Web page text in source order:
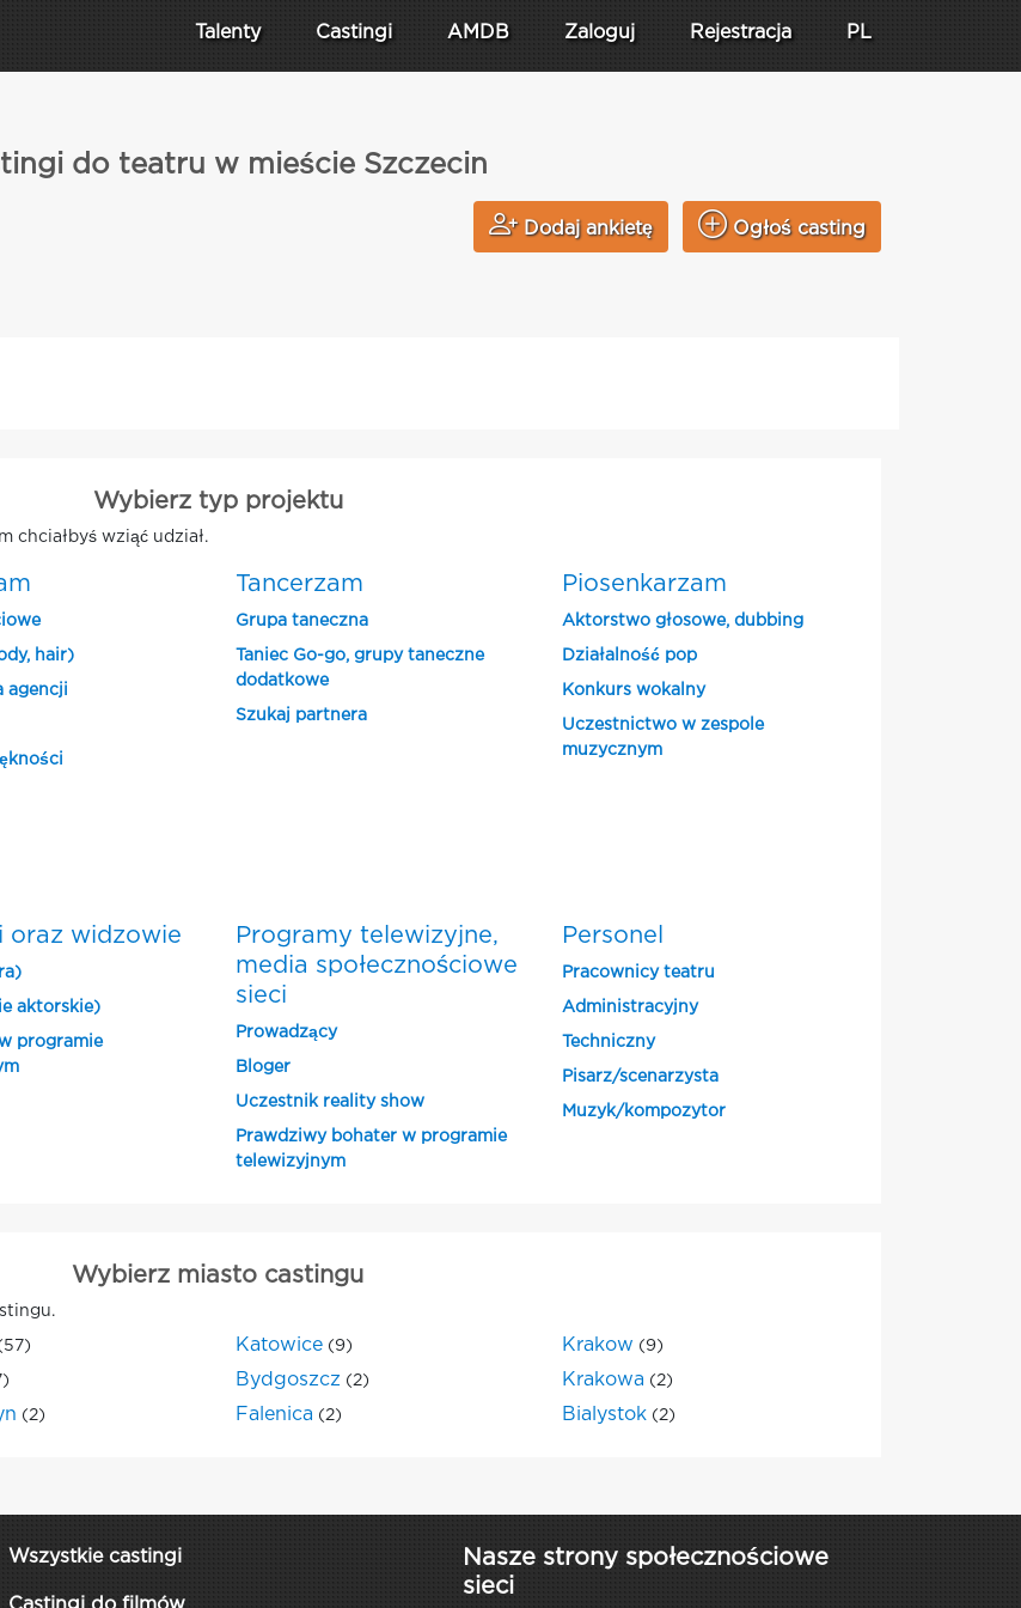
Talenty Castingi AMDB Zaloguj Rejestracja PL
do teatru w mieście Szczecin
Dodaj ankietę Ogłoś casting
Wybierz typ projektu
chciałbyś wziąć udział.
hair)
agencji
Tancerzam
Grupa taneczna
Taniec Go-go, grupy taneczne
dodatkowe
Szukaj partnera
Piosenkarzam
Aktorstwo głosowe, dubbing
Działalność pop
Konkurs wokalny
Uczestnictwo w zespole
muzycznym
oraz widzowie
aktorskie)
programie
Programy telewizyjne,
media społecznościowe
sieci
Prowadzący
Bloger
Uczestnik reality show
Prawdziwy bohater w programie
telewizyjnym
Personel
Pracownicy teatru
Administracyjny
Techniczny
Pisarz/scenarzysta
Muzyk/kompozytor
Wybierz miasto castingu
Katowice (9) Krakow (9)
Bydgoszcz (2) Krakowa (2)
(2) Falenica (2) Bialystok (2)
Wszystkie castingi
Nasze strony społecznościowe
sieci